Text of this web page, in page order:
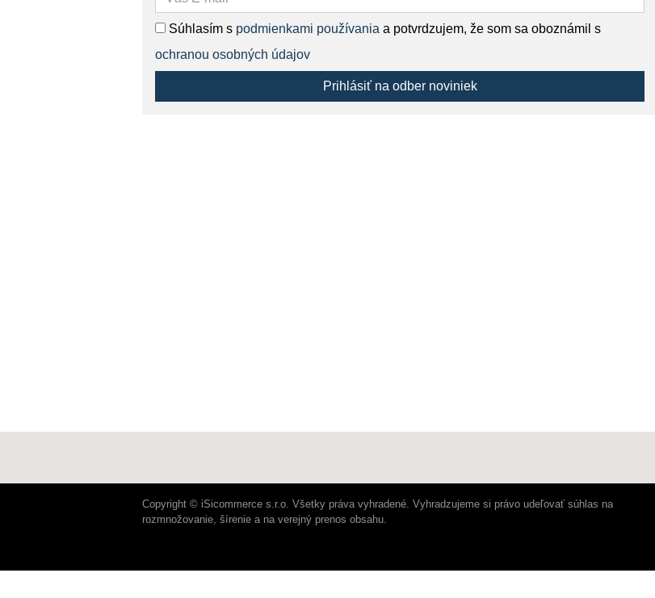
Súhlasím s podmienkami používania a potvrdzujem, že som sa oboznámil s
ochranou osobných údajov
Prihlásiť na odber noviniek
Copyright © iSicommerce s.r.o. Všetky práva vyhradené. Vyhradzujeme si právo udeľovať súhlas na
rozmnožovanie, šírenie a na verejný prenos obsahu.